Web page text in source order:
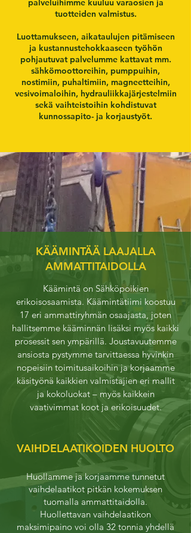
palveluihimme kuuluu varaosien ja
tuotteiden valmistus.
Luottamukseen, aikataulujen pitämiseen
ja kustannustehokkaaseen työhön
pohjautuvat palvelumme kattavat mm.
sähkömoottoreihin, pumppuihin,
nostimiin, puhaltimiin, magneetteihin,
vesivoimaloihin, hydrauliikkajärjestelmiin
sekä vaihteistoihin kohdistuvat
kunnossapito- ja korjaustyöt.
KÄÄMINTÄÄ LAAJALLA
AMMATTITAIDOLLA
Käämintä on Sähköpoikien
erikoisosaamista. Käämintätiimi koostuu
17 eri ammattiryhmän osaajasta, joten
hallitsemme kääminnän lisäksi myös kaikki
prosessit sen ympärillä. Joustavuutemme
ansiosta pystymme tarvittaessa hyvinkin
nopeisiin toimitusaikoihin ja korjaamme
käsityönä kaikkien valmistajien eri mallit
ja kokoluokat – myös kaikkein
vaativimmat koot ja erikoisuudet.
VAIHDELAATIKOIDEN HUOLTO
Huollamme ja korjaamme tunnetut
vaihdelaatikot pitkän kokemuksen
tuomalla ammattitaidolla.
Huollettavan vaihdelaatikon
maksimipaino voi olla 32 tonnia yhdellä